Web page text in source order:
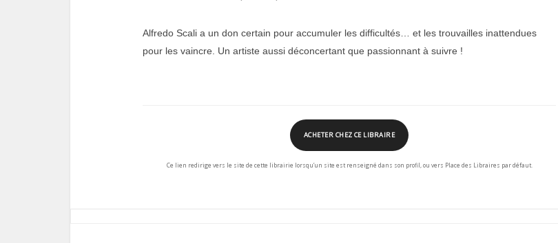
Alfredo Scali a un don certain pour accumuler les difficultés… et les trouvailles inattendues
pour les vaincre. Un artiste aussi déconcertant que passionnant à suivre !
ACHETER CHEZ CE LIBRAIRE
Ce lien redirige vers le site de cette librairie lorsqu’un site est renseigné dans son profil, ou vers Place des Libraires par défaut.